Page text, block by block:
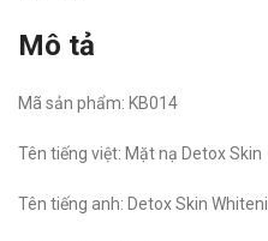
Mô tả
Mã sản phẩm: KB014
Tên tiếng việt: Mặt nạ Detox Skin
Tên tiếng anh: Detox Skin